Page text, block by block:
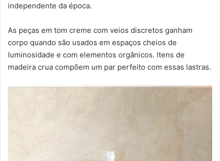
independente da época.
As peças em tom creme com veios discretos ganham
corpo quando são usados em espaços cheios de
luminosidade e com elementos orgânicos. Itens de
madeira crua compõem um par perfeito com essas lastras.